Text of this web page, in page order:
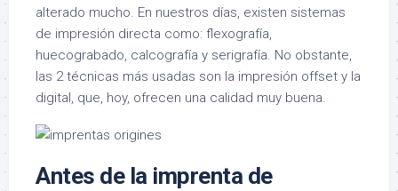
alterado mucho. En nuestros días, existen sistemas
de impresión directa como: flexografía,
huecograbado, calcografía y serigrafía. No obstante,
las 2 técnicas más usadas son la impresión offset y la
digital, que, hoy, ofrecen una calidad muy buena.
Antes de la imprenta de